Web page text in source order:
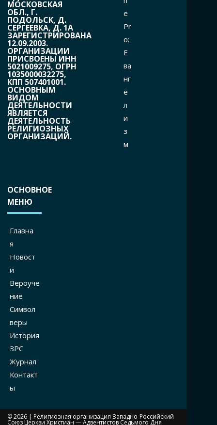
МОСКОВСКАЯ
ОБЛ., Г.
ПОДОЛЬСК, Д.
СЕРГЕЕВКА, Д. 1А
ЗАРЕГИСТРИРОВАНА
12.09.2003.
ОРГАНИЗАЦИИ
ПРИСВОЕНЫ ИНН
5021009275, ОГРН
1035000032275,
КПП 507401001.
ОСНОВНЫМ
ВИДОМ
ДЕЯТЕЛЬНОСТИ
ЯВЛЯЕТСЯ
ДЕЯТЕЛЬНОСТЬ
РЕЛИГИОЗНЫХ
ОРГАНИЗАЦИЙ.
e
Pr
o:
Е
ва
нг
е
л
и
з
м
ОСНОВНОЕ
МЕНЮ
Главна
я
Новост
и
Вероуче
ние
Символ
веры
История
ЗРС
Журнал
Контакт
ы
© 2026 | Религиозная организация Западно-Российский
Союз Церкви Христиан — Адвентистов Седьмого Дня